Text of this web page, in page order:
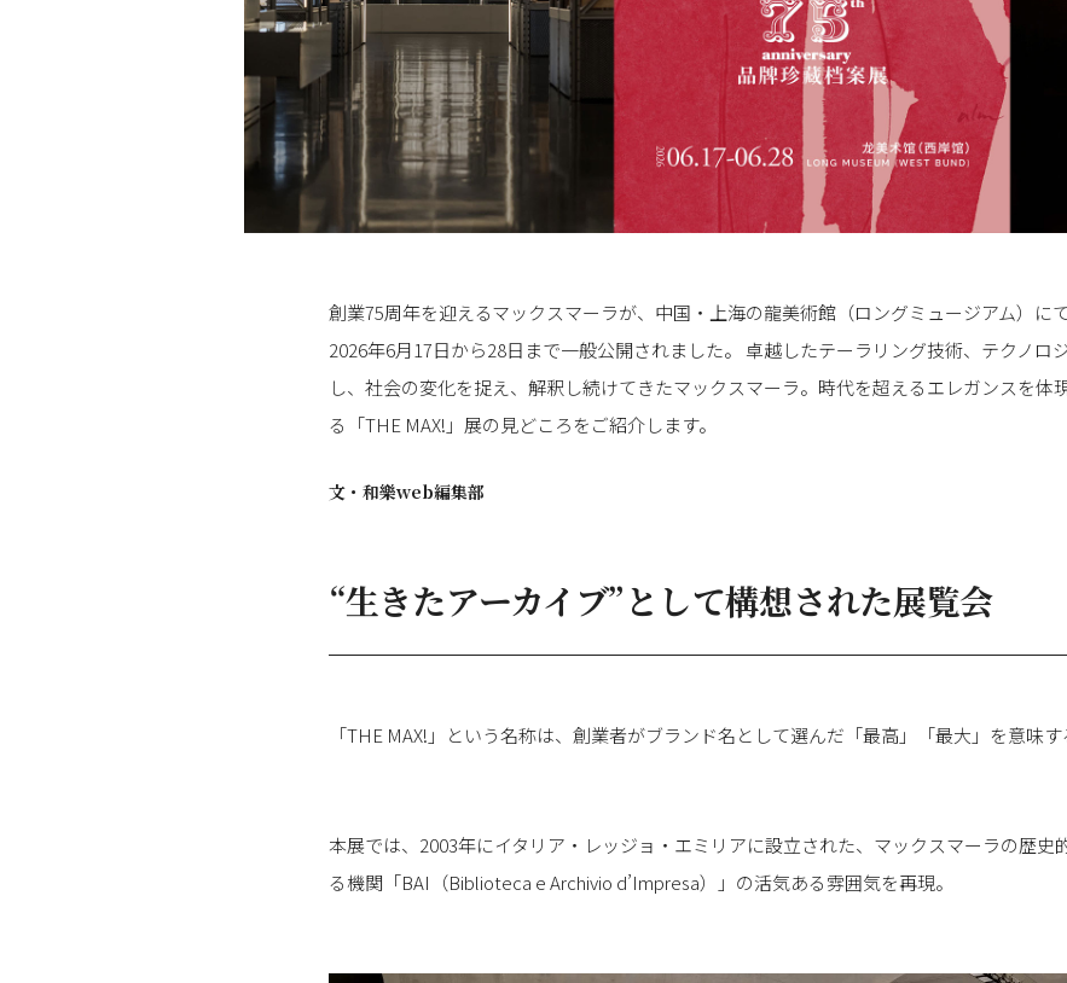
創業75周年を迎えるマックスマーラが、中国・上海の龍美術館（ロングミュージアム）に
2026年6月17日から28日まで一般公開されました。 卓越したテーラリング技術、テクノロ
し、社会の変化を捉え、解釈し続けてきたマックスマーラ。時代を超えるエレガンスを体
る「THE MAX!」展の見どころをご紹介します。
文・ 和樂web編集部
“生きたアーカイブ”として構想された展覧会
「THE MAX!」という名称は、創業者がブランド名として選んだ「最高」「最大」を意味す
本展では、2003年にイタリア・レッジョ・エミリアに設立された、マックスマーラの歴史
る機関「BAI（Biblioteca e Archivio d’Impresa）」の活気ある雰囲気を再現。